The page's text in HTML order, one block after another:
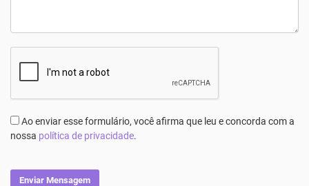
Ao enviar esse formulário, você afirma que leu e concorda com a
nossa política de privacidade.
Enviar Mensagem